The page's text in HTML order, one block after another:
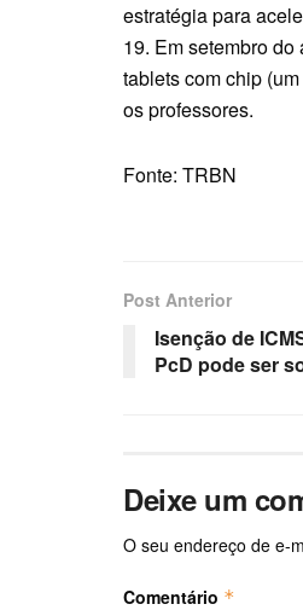
estratégia para
19. Em setembro
tablets com chip
os professores.
Fonte: TRBN
Post Anterior
Isenção de
PcD pode ser
Deixe um
O seu endereço de e-
Comentário *